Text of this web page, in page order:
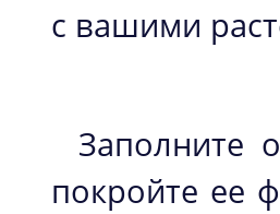
с вашими
Заполните
покройте ее